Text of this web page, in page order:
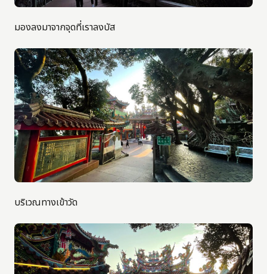
มองลงมาจากจุดที่เราลงบัส
บริเวณทางเข้าวัด